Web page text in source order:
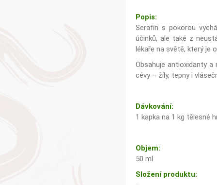
Popis:
Serafin s pokorou
účinků, ale také z
lékaře na světě, který je
Obsahuje antioxidanty
cévy – žíly, tepny i
Dávkování:
1 kapka na 1 kg tělesné
Objem:
50 ml
Složení produktu: